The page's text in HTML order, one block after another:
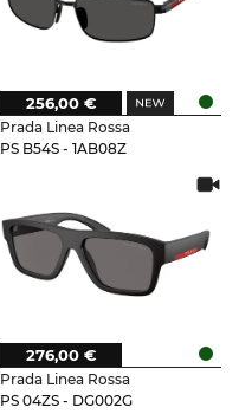
Prada Linea Rossa
PS B54S - 1AB08Z
256,00 €
Prada Linea Rossa
PS 04ZS - DG002G
276,00 €